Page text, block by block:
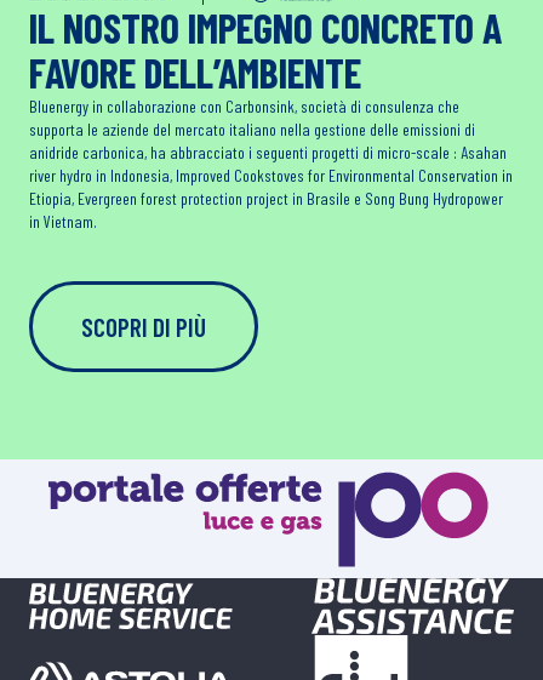
IL NOSTRO IMPEGNO CONCRETO A
FAVORE DELL’AMBIENTE
Bluenergy in collaborazione con Carbonsink, società di consulenza che
supporta le aziende del mercato italiano nella gestione delle emissioni di
anidride carbonica, ha abbracciato i seguenti progetti di micro-scale : Asahan
river hydro in Indonesia, Improved Cookstoves for Environmental Conservation in
Etiopia, Evergreen forest protection project in Brasile e Song Bung Hydropower
in Vietnam.
SCOPRI DI PIÙ